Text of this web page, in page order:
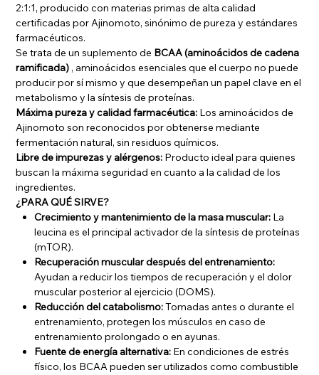
2:1:1, producido con materias primas de alta calidad
certificadas por Ajinomoto, sinónimo de pureza y estándares
farmacéuticos.
Se trata de un suplemento de BCAA (aminoácidos de cadena
ramificada) , aminoácidos esenciales que el cuerpo no puede
producir por sí mismo y que desempeñan un papel clave en el
metabolismo y la síntesis de proteínas.
Máxima pureza y calidad farmacéutica: Los aminoácidos de
Ajinomoto son reconocidos por obtenerse mediante
fermentación natural, sin residuos químicos.
Libre de impurezas y alérgenos: Producto ideal para quienes
buscan la máxima seguridad en cuanto a la calidad de los
ingredientes.
¿PARA QUÉ SIRVE?
Crecimiento y mantenimiento de la masa muscular:La
leucina es el principal activador de la síntesis de proteínas
(mTOR).
Recuperación muscular después del entrenamiento:
Ayudan a reducir los tiempos de recuperación y el dolor
muscular posterior al ejercicio (DOMS).
Reducción del catabolismo:Tomadas antes o durante el
entrenamiento, protegen los músculos en caso de
entrenamiento prolongado o en ayunas.
Fuente de energía alternativa:En condiciones de estrés
físico, los BCAA pueden ser utilizados como combustible